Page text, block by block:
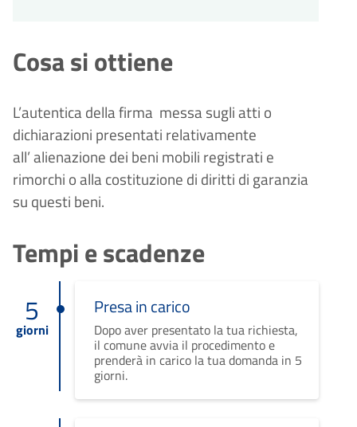
Cosa si ottiene
L’autentica della firma messa sugli atti o
dichiarazioni presentati relativamente
all’ alienazione dei beni mobili registrati e
rimorchi o alla costituzione di diritti di garanzia
su questi beni.
Tempi e scadenze
5
giorni
Presa in carico
Dopo aver presentato la tua richiesta,
il comune avvia il procedimento e
prenderà in carico la tua domanda in 5
giorni.